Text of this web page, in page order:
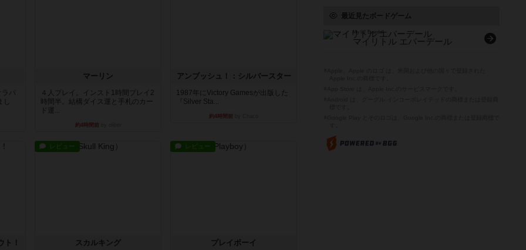
パ
マーリン
４人プレイ。インスト1時間プレイ2
時間半。結構ダイス運と手札のカー
ド運...
約4時間前
アンブッシュ！：シルバースター
1987年にVictory Gamesが出版した
『Silver Sta...
約4時間前
！
レビュー
スカルキング
レビュー
プレイボーイ
最近見たボードゲーム
My Lil' Everdell
マイリトル エバーデール